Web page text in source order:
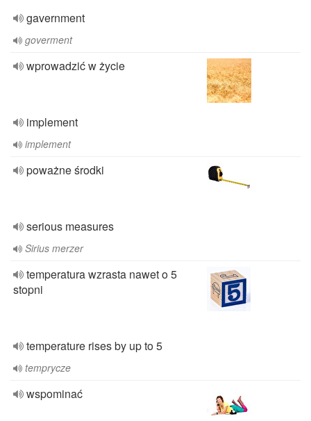
gavernment
goverment
wprowadzić w życie
implement
implement
poważne środki
serious measures
Sirius merzer
temperatura wzrasta nawet o 5
stopni
temperature rises by up to 5
temprycze
wspominać